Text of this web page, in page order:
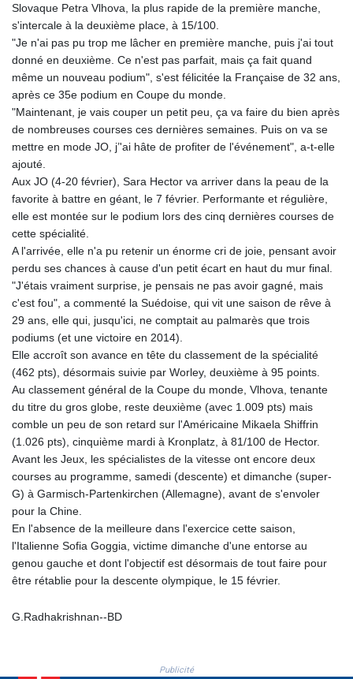
HKD 9.049284
HNL 30.914302
HRK 7.536546
HTG 150.809283
HUF 364.573259
IDR 20594.998152
ILS 3.463666
IMP 0.857346
INR 109.83378
IRR
1585920.982023
ISK 142.572116
JMD 183.168441
JOD 0.817863
JPY 182.641857
KES 149.279328
KGS 100.875887
KHR 4684.773512
KMF 492.554315
KRW 1633.35962
KWD 0.3563
KYD 0.961169
KZT 540.560026
LAK 26041.078389
LBP
103284.103894
LKR 386.869037
LSL 18.737893
LTL 3.406053
LVL 0.697755
LYD 7.336566
MMK 2421.882171
Slovaque Petra Vlhova, la plus rapide de la première manche,
s'intercale à la deuxième place, à 15/100.
"Je n'ai pas pu trop me lâcher en première manche, puis j'ai tout
donné en deuxième. Ce n'est pas parfait, mais ça fait quand
même un nouveau podium", s'est félicitée la Française de 32 ans,
après ce 35e podium en Coupe du monde.
"Maintenant, je vais couper un petit peu, ça va faire du bien après
de nombreuses courses ces dernières semaines. Puis on va se
mettre en mode JO, j’'ai hâte de profiter de l'événement", a-t-elle
ajouté.
Aux JO (4-20 février), Sara Hector va arriver dans la peau de la
favorite à battre en géant, le 7 février. Performante et régulière,
elle est montée sur le podium lors des cinq dernières courses de
cette spécialité.
A l'arrivée, elle n'a pu retenir un énorme cri de joie, pensant avoir
perdu ses chances à cause d'un petit écart en haut du mur final.
"J'étais vraiment surprise, je pensais ne pas avoir gagné, mais
c'est fou", a commenté la Suédoise, qui vit une saison de rêve à
29 ans, elle qui, jusqu'ici, ne comptait au palmarès que trois
podiums (et une victoire en 2014).
Elle accroît son avance en tête du classement de la spécialité
(462 pts), désormais suivie par Worley, deuxième à 95 points.
Au classement général de la Coupe du monde, Vlhova, tenante
du titre du gros globe, reste deuxième (avec 1.009 pts) mais
comble un peu de son retard sur l'Américaine Mikaela Shiffrin
(1.026 pts), cinquième mardi à Kronplatz, à 81/100 de Hector.
Avant les Jeux, les spécialistes de la vitesse ont encore deux
courses au programme, samedi (descente) et dimanche (super-
G) à Garmisch-Partenkirchen (Allemagne), avant de s'envoler
pour la Chine.
En l'absence de la meilleure dans l'exercice cette saison,
l'Italienne Sofia Goggia, victime dimanche d'une entorse au
genou gauche et dont l'objectif est désormais de tout faire pour
être rétablie pour la descente olympique, le 15 février.
G.Radhakrishnan--BD
Publicité